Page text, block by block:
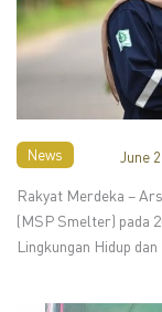
News June
Rakyat Merdeka –
(MSP Smelter) pada
Lingkungan Hidup